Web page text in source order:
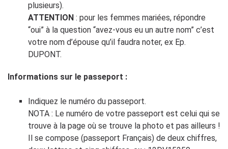
plusieurs).
ATTENTION : pour les femmes mariées, répondre
“oui” à la question “avez-vous eu un autre nom” c’est
votre nom d’épouse qu’il faudra noter, ex Ep.
DUPONT.
Informations sur le passeport :
Indiquez le numéro du passeport.
NOTA : Le numéro de votre passeport est celui qui se
trouve à la page où se trouve la photo et pas ailleurs !
Il se compose (passeport Français) de deux chiffres,